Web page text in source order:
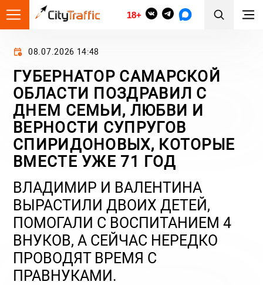
18+
08.07.2026 14:48
ГУБЕРНАТОР САМАРСКОЙ
ОБЛАСТИ ПОЗДРАВИЛ С
ДНЕМ СЕМЬИ, ЛЮБВИ И
ВЕРНОСТИ СУПРУГОВ
СПИРИДОНОВЫХ, КОТОРЫЕ
ВМЕСТЕ УЖЕ 71 ГОД
ВЛАДИМИР И ВАЛЕНТИНА
ВЫРАСТИЛИ ДВОИХ ДЕТЕЙ,
ПОМОГАЛИ С ВОСПИТАНИЕМ 4
ВНУКОВ, А СЕЙЧАС НЕРЕДКО
ПРОВОДЯТ ВРЕМЯ С
ПРАВНУКАМИ.